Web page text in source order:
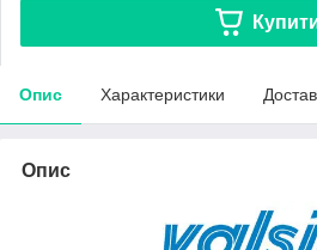
Опис Характеристики
Опис